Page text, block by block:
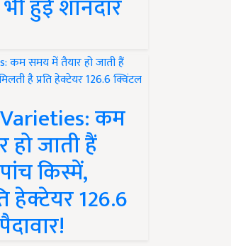
हुई शानदार
कम
जाती हैं
किस्में,
हेक्टेयर 126.6